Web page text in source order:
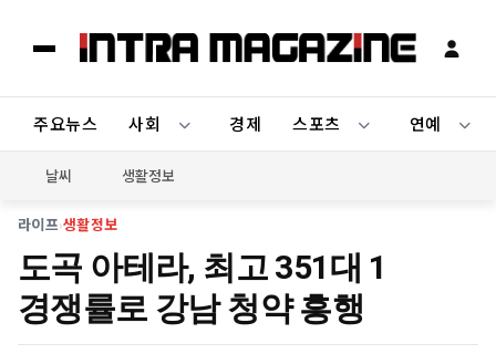
주요뉴스 사회 경제 스포츠 연예
날씨 생활정보
라이프›생활정보
도곡 아테라, 최고 351대 1
경쟁률로 강남 청약 흥행